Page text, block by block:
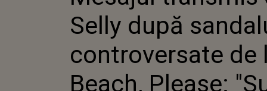
BEACH,
UNELE
SUNT
NOI".
Selly după
controversate de
Beach, Please: